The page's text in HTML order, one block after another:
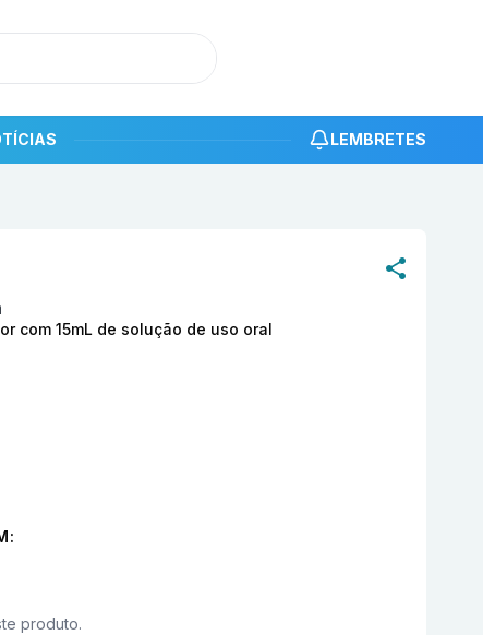
LEMBRETES
com 15mL de solução de uso oral
produto.